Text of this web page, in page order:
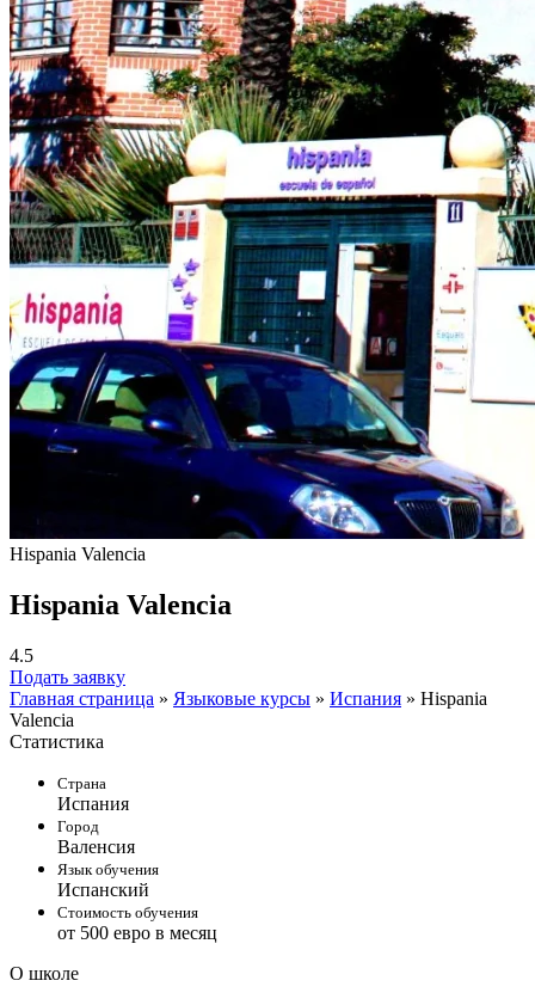
Hispania Valencia
Hispania Valencia
4.5
Подать заявку
Главная страница » Языковые курсы » Испания » Hispania
Valencia
Статистика
Страна
Испания
Город
Валенсия
Язык обучения
Испанский
Стоимость обучения
от 500 евро в месяц
О школе